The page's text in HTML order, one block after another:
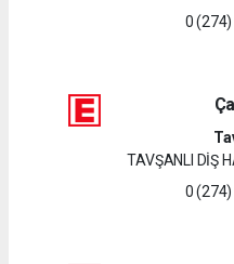
0
TAVŞANLI DİŞ
0